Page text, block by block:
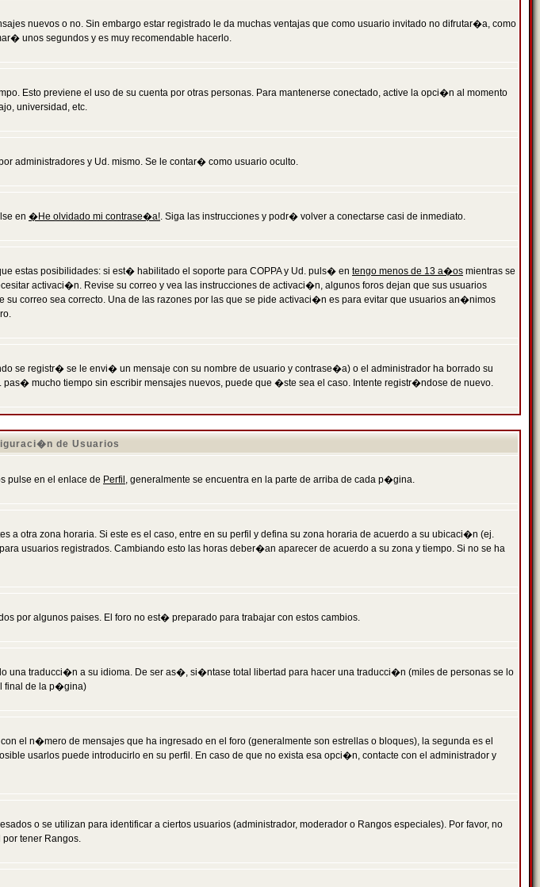
nuevos o no. Sin embargo estar registrado le da muchas ventajas que como usuario invitado no difrutar�a, como
unos segundos y es muy recomendable hacerlo.
Esto previene el uso de su cuenta por otras personas. Para mantenerse conectado, active la opci�n al momento
universidad, etc.
administradores y Ud. mismo. Se le contar� como usuario oculto.
en �He olvidado mi contrase�a!. Siga las instrucciones y podr� volver a conectarse casi de inmediato.
estas posibilidades: si est� habilitado el soporte para COPPA y Ud. puls� en tengo menos de 13 a�os mientras se
activaci�n. Revise su correo y vea las instrucciones de activaci�n, algunos foros dejan que sus usuarios
correo sea correcto. Una de las razones por las que se pide activaci�n es para evitar que usuarios an�nimos
se registr� se le envi� un mensaje con su nombre de usuario y contrase�a) o el administrador ha borrado su
mucho tiempo sin escribir mensajes nuevos, puede que �ste sea el caso. Intente registr�ndose de nuevo.
de Usuarios
pulse en el enlace de Perfil , generalmente se encuentra en la parte de arriba de cada p�gina.
otra zona horaria. Si este es el caso, entre en su perfil y defina su zona horaria de acuerdo a su ubicaci�n (ej.
usuarios registrados. Cambiando esto las horas deber�an aparecer de acuerdo a su zona y tiempo. Si no se ha
por algunos paises. El foro no est� preparado para trabajar con estos cambios.
una traducci�n a su idioma. De ser as�, si�ntase total libertad para hacer una traducci�n (miles de personas se lo
final de la p�gina)
el n�mero de mensajes que ha ingresado en el foro (generalmente son estrellas o bloques), la segunda es el
usarlos puede introducirlo en su perfil. En caso de que no exista esa opci�n, contacte con el administrador y
o se utilizan para identificar a ciertos usuarios (administrador, moderador o Rangos especiales). Por favor, no
tener Rangos.